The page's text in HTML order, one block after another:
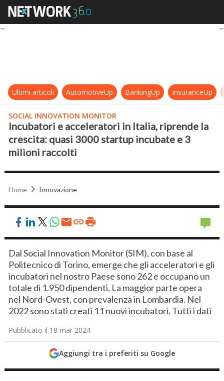
Incubatori e acceleratori in Italia,
Ultimi articoli AutomotiveUp BankingUp InsuranceUp
SOCIAL INNOVATION MONITOR
Incubatori e acceleratori in Italia, riprende la
crescita: quasi 3000 startup incubate e 3
milioni raccolti
Home Innovazione
Dal Social Innovation Monitor (SIM), con base al
Politecnico di Torino, emerge che gli acceleratori e gli
incubatori nel nostro Paese sono 262 e occupano un
totale di 1.950 dipendenti. La maggior parte opera
nel Nord-Ovest, con prevalenza in Lombardia. Nel
2022 sono stati creati 11 nuovi incubatori. Tutti i dati
Pubblicato il 18 mar 2024
Aggiungi tra i preferiti su Google